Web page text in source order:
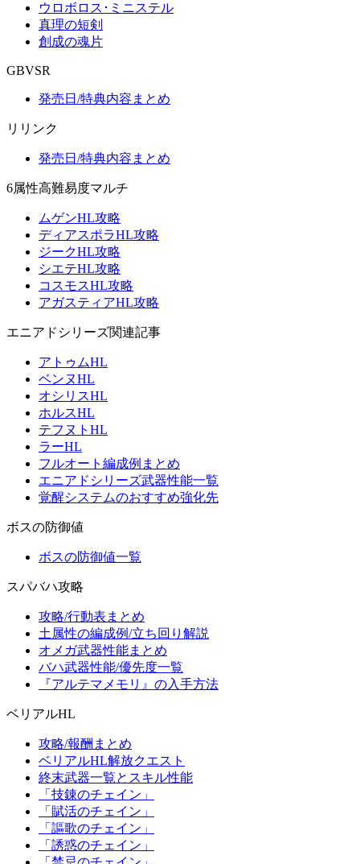
ウロボロス･ミニステル
真理の短剣
創成の魂片
GBVSR
発売日/特典内容まとめ
リリンク
発売日/特典内容まとめ
6属性高難易度マルチ
ムゲンHL攻略
ディアスポラHL攻略
ジークHL攻略
シエテHL攻略
コスモスHL攻略
アガスティアHL攻略
エニアドシリーズ関連記事
アトゥムHL
ベンヌHL
オシリスHL
ホルスHL
テフヌトHL
ラーHL
フルオート編成例まとめ
エニアドシリーズ武器性能一覧
覚醒システムのおすすめ強化先
ボスの防御値
ボスの防御値一覧
スパバハ攻略
攻略/行動表まとめ
土属性の編成例/立ち回り解説
オメガ武器性能まとめ
バハ武器性能/優先度一覧
『アルテマメモリ』の入手方法
ベリアルHL
攻略/報酬まとめ
ベリアルHL解放クエスト
終末武器一覧とスキル性能
「技錬のチェイン」
「賦活のチェイン」
「謳歌のチェイン」
「誘惑のチェイン」